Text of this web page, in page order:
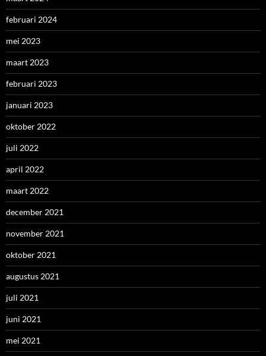
februari 2024
mei 2023
maart 2023
februari 2023
januari 2023
oktober 2022
juli 2022
april 2022
maart 2022
december 2021
november 2021
oktober 2021
augustus 2021
juli 2021
juni 2021
mei 2021